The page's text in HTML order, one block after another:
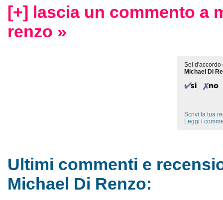
[+] lascia un commento a
renzo »
Sei d'accordo
Michael Di
Scrivi la tua
Leggi i
Ultimi commenti e
Michael Di Renzo: